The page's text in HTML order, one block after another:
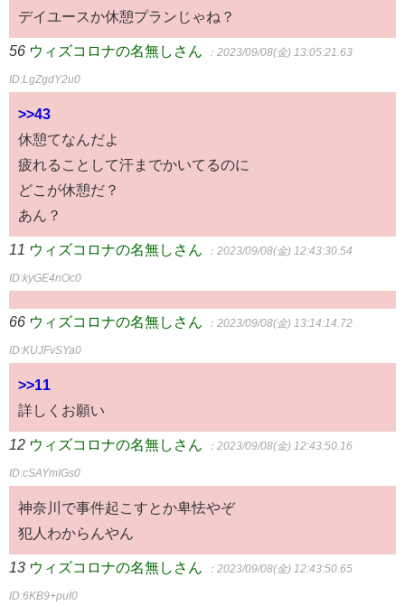
デイユースか休憩プランじゃね？
56 ウィズコロナの名無しさん ：2023/09/08(金) 13:05:21.63
ID:LgZgdY2u0
>>43
休憩てなんだよ
疲れることして汗までかいてるのに
どこが休憩だ？
あん？
11 ウィズコロナの名無しさん ：2023/09/08(金) 12:43:30.54
ID:kyGE4nOc0
66 ウィズコロナの名無しさん ：2023/09/08(金) 13:14:14.72
ID:KUJFvSYa0
>>11
詳しくお願い
12 ウィズコロナの名無しさん ：2023/09/08(金) 12:43:50.16
ID:cSAYmIGs0
神奈川で事件起こすとか卑怯やぞ
犯人わからんやん
13 ウィズコロナの名無しさん ：2023/09/08(金) 12:43:50.65
ID:6KB9+puI0